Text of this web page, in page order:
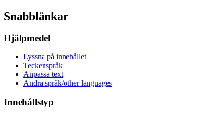
Snabblänkar
Hjälpmedel
Lyssna på innehållet
Teckenspråk
Anpassa text
Andra språk/other languages
Innehållstyp